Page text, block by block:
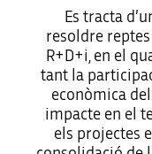
Es tracta
resoldre
R+D+i, en el
tant la
econòmica
impacte en el
els projectes